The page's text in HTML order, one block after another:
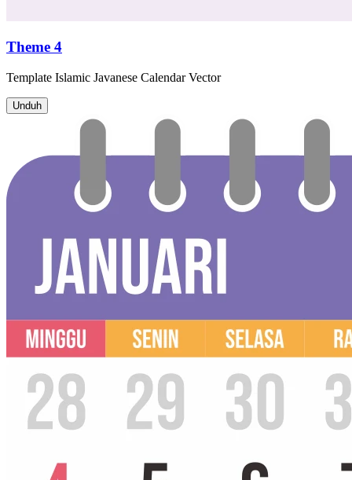
Theme 4
Template Islamic Javanese CalendarVector
Unduh